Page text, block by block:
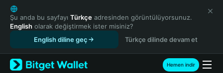
English
日本語
Tiếng Việt
Español (Latinoamérica)
Türkçe
Şu anda bu sayfayı Türkçe adresinden görüntülüyorsunuz.
English olarak değiştirmek ister misiniz?
English diline geç
Türkçe dilinde devam et
Hemen indir